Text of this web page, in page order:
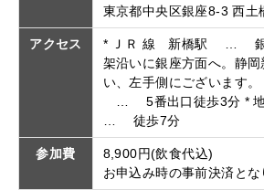
東京都中央区銀座8-3 西土
アクセス
* ＪＲ 線 新橋駅 … 銀
架沿いに銀座方面へ。静
い、左手側にございます
… 5番出口徒歩3分 *
… 徒歩7分
参加費
8,900円(飲食代込)
お申込み時の事前決済とな